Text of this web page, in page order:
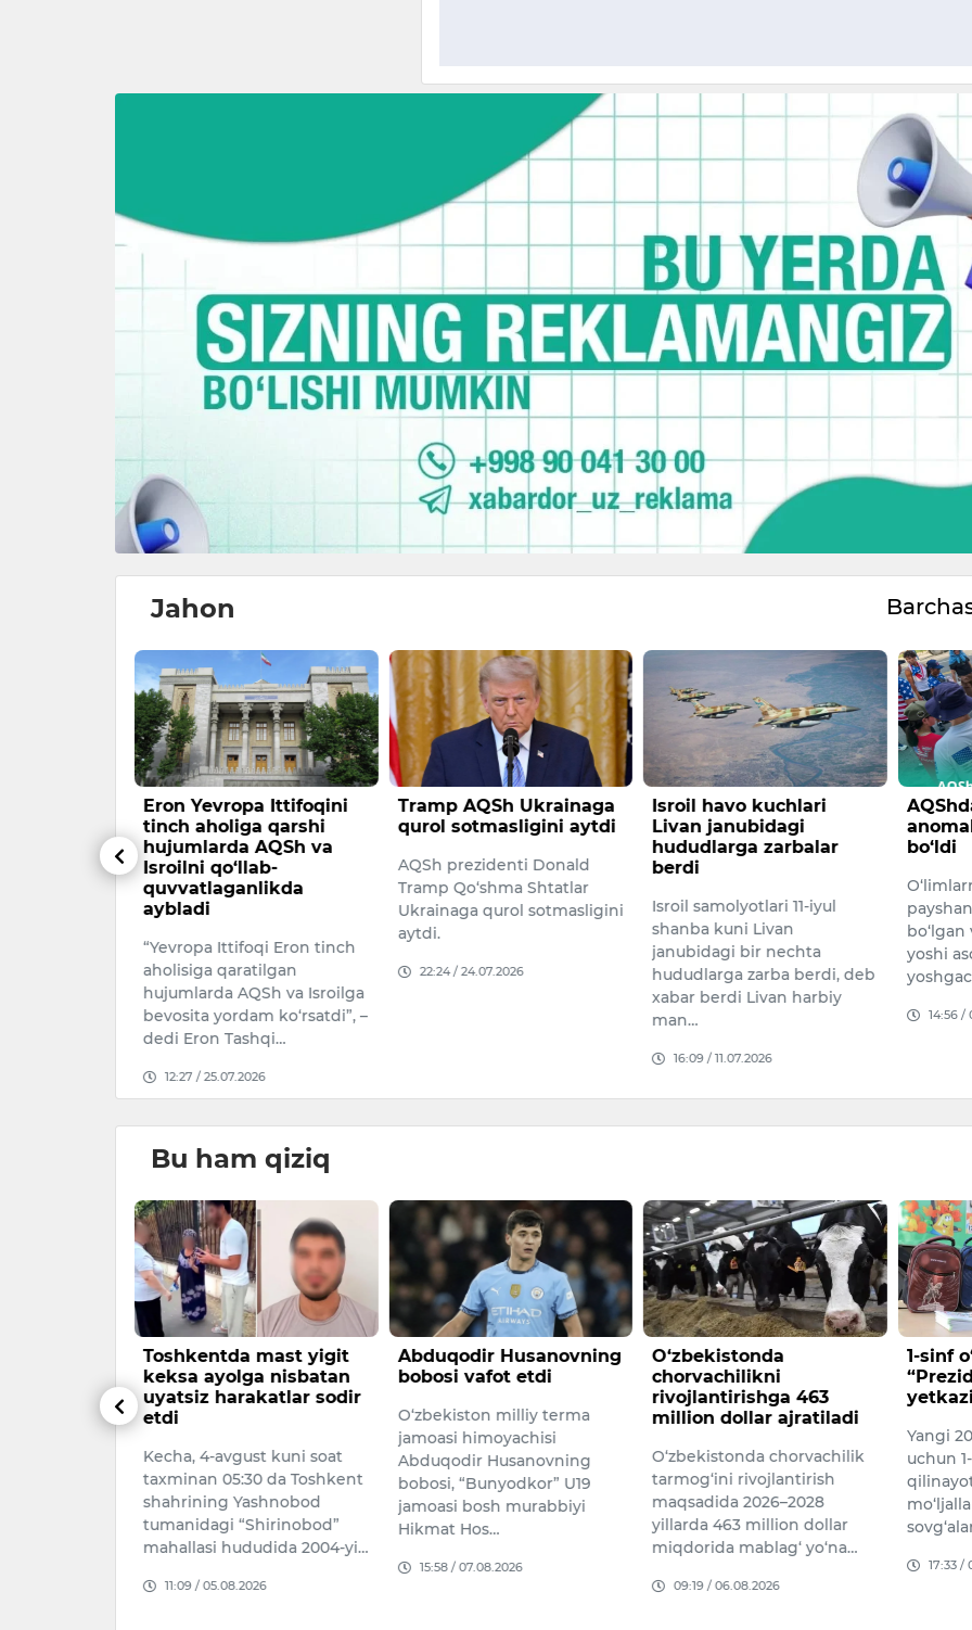
Jahon
Eron Yevropa Ittifoqini
tinch aholiga qarshi
hujumlarda AQSh va
Isroilni qo‘llab-
quvvatlaganlikda
aybladi
“Yevropa Ittifoqi Eron tinch
aholisiga qaratilgan
hujumlarda AQSh va Isroilga
bevosita yordam ko‘rsatdi”, –
dedi Eron Tashqi…
12:27 / 25.07.2026
Tramp AQSh Ukrainaga
qurol sotmasligini aytdi
AQSh prezidenti Donald
Tramp Qo‘shma Shtatlar
Ukrainaga qurol sotmasligini
aytdi.
22:24 / 24.07.2026
Isroil havo kuchlari
Livan janubidagi
hududlarga zarbalar
berdi
Isroil samolyotlari 11-iyul
shanba kuni Livan
janubidagi bir nechta
hududlarga zarba berdi, deb
xabar berdi Livan harbiy
man…
16:09 / 11.07.2026
bo‘ldi
yoshi
14:56 /
Bu ham qiziq
Toshkentda mast yigit
keksa ayolga nisbatan
uyatsiz harakatlar sodir
etdi
Kecha, 4-avgust kuni soat
taxminan 05:30 da Toshkent
shahrining Yashnobod
tumanidagi “Shirinobod”
mahallasi hududida 2004-yi…
11:09 / 05.08.2026
Abduqodir Husanovning
bobosi vafot etdi
O‘zbekiston milliy terma
jamoasi himoyachisi
Abduqodir Husanovning
bobosi, “Bunyodkor” U19
jamoasi bosh murabbiyi
Hikmat Hos…
15:58 / 07.08.2026
O‘zbekistonda
chorvachilikni
rivojlantirishga 463
million dollar ajratiladi
O‘zbekistonda chorvachilik
tarmog‘ini rivojlantirish
maqsadida 2026–2028
yillarda 463 million dollar
miqdorida mablag‘ yo‘na…
09:19 / 06.08.2026
1-sinf
Yangi
uchun
17:33 /